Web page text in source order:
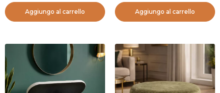
Aggiungo al carrello Aggiungo al carrello